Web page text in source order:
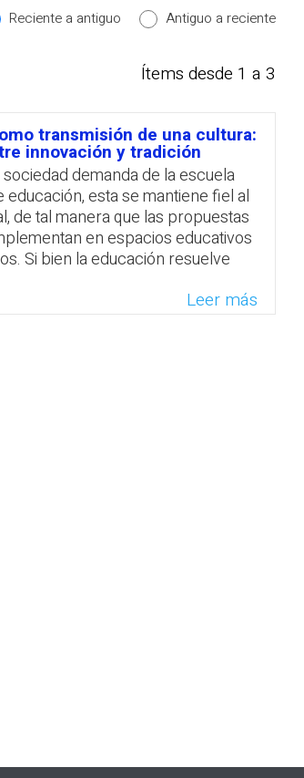
Reciente a antiguo
Antiguo a reciente
Ítems desde 1 a 3
transmisión de una cultura:
innovación y tradición
demanda de la escuela
educación, esta se mantiene fiel al
de tal manera que las propuestas
en espacios educativos
Si bien la educación resuelve
tal como sucede con la innovación
al hombre a actuar de una
Leer más